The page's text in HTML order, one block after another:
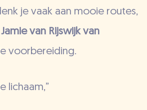
je vaak aan mooie routes,
Jamie van Rijswijk van
voorbereiding.
lichaam,”